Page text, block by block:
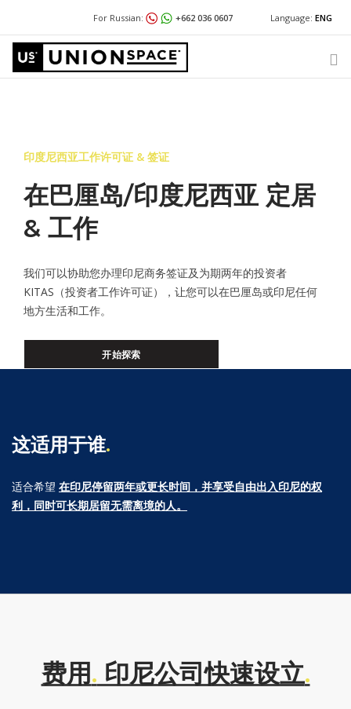
Language: ENG
For Russian: +662 036 0607
For English / Thai: +662 036 0600 @usth
地点
关于 UNIONSPACE
新闻与洞察
Warning: Undefined variable $phone in
/www/wwwroot/unionspace.com.cn/header.phpon line446
印度尼西亚工作许可证 & 签证
在巴厘岛/印度尼西亚 定居
& 工作
我们可以协助您办理印尼商务签证及为期两年的投资者
KITAS（投资者工作许可证），让您可以在巴厘岛或印尼任何
地方生活和工作。
开始探索
这适用于谁.
适合希望 在印尼停留两年或更长时间，并享受自由出入印尼的权
利，同时可长期居留无需离境的人。
费用. 印尼公司快速设立.